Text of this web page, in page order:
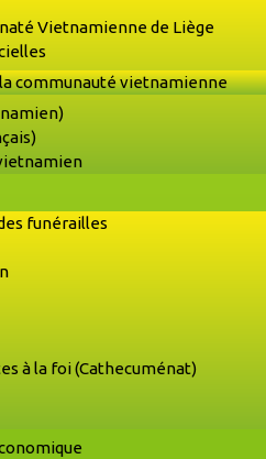
Vietnamienne de Liège
communauté vietnamienne
funérailles
à la foi (Cathecuménat)